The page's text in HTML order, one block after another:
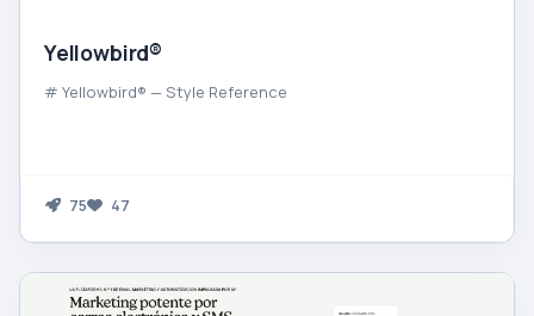
Yellowbird®
# Yellowbird® — Style Reference
75 47